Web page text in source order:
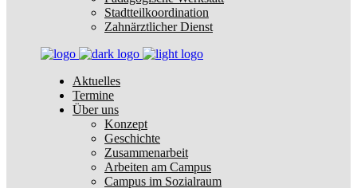
Stadtteilkoordination
Zahnärztlicher Dienst
Aktuelles
Termine
Über uns
Konzept
Geschichte
Zusammenarbeit
Arbeiten am Campus
Campus im Sozialraum